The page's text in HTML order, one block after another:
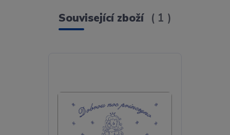
Související zboží 1